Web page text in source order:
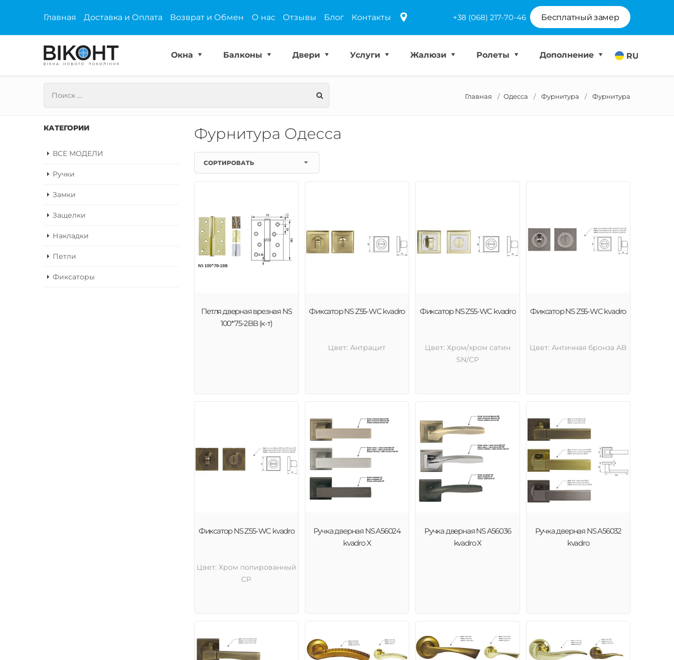
Главная Доставка и Оплата Возврат и Обмен О нас Отзывы Блог Контакты +38 (068) 217-70-46 Бесплатный замер
RU
Окна Балконы Двери Услуги Жалюзи Ролеты Дополнение
Главная Одесса Фурнитура Фурнитура
КАТЕГОРИИ
ВСЕ МОДЕЛИ
Ручки
Замки
Защелки
Накладки
Петли
Фиксаторы
Фурнитура Одесса
СОРТИРОВАТЬ
Петля дверная врезная NS
100*75-2BB (к-т)
Фиксатор NS Z55-WC kvadro
Цвет: Антрацит
Фиксатор NS Z55-WC kvadro
Цвет: Хром/хром сатин
SN/CP
Фиксатор NS Z55-WC kvadro
Цвет: Античная бронза AB
Фиксатор NS Z55-WC kvadro
Цвет: Хром полированный
CP
Ручка дверная NS A56024
kvadro X
Ручка дверная NS A56036
kvadro X
Ручка дверная NS A56032
kvadro